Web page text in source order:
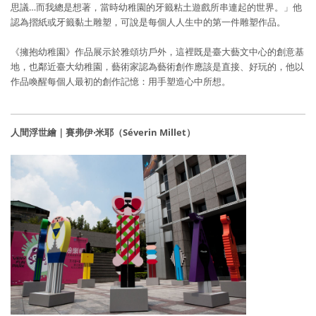
思議…而我總是想著，當時幼稚園的牙籤粘土遊戲所串連起的世界。」他
認為摺紙或牙籤黏土雕塑，可說是每個人人生中的第一件雕塑作品。
《擁抱幼稚園》作品展示於雅頌坊戶外，這裡既是臺大藝文中心的創意基
地，也鄰近臺大幼稚園，藝術家認為藝術創作應該是直接、好玩的，他以
作品喚醒每個人最初的創作記憶：用手塑造心中所想。
人間浮世繪｜賽弗伊‧米耶（Séverin Millet）